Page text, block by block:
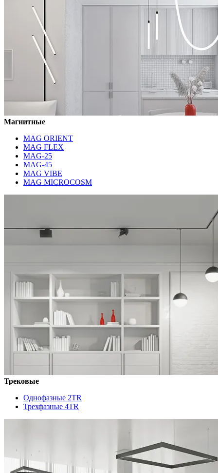
Магнитные
MAG ORIENT
MAG FLEX
MAG-25
MAG-45
MAG VIBE
MAG MICROCOSM
Трековые
Однофазные 2TR
Трехфазные 4TR